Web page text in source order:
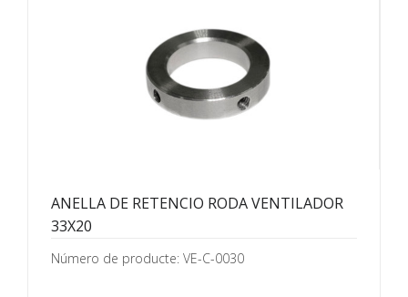
ANELLA DE RETENCIO RODA VENTILADOR
33X20
Número de producte: VE-C-0030